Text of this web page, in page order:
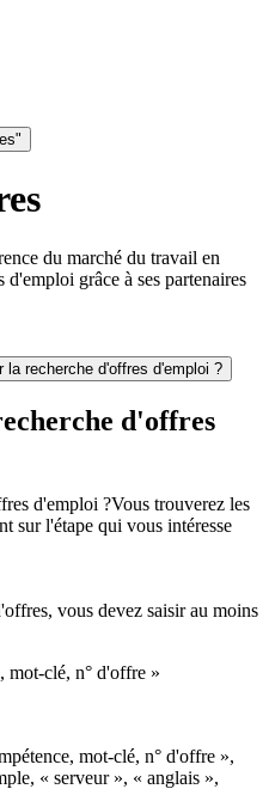
du marché du travail en
grâce à ses partenaires
la recherche d'offres d'emploi ?
d'offres
d'emploi ?Vous trouverez les
sur l'étape qui vous intéresse
vous devez saisir au moins
mot-clé, n° d'offre »
mot-clé, n° d'offre »,
« serveur », « anglais »,